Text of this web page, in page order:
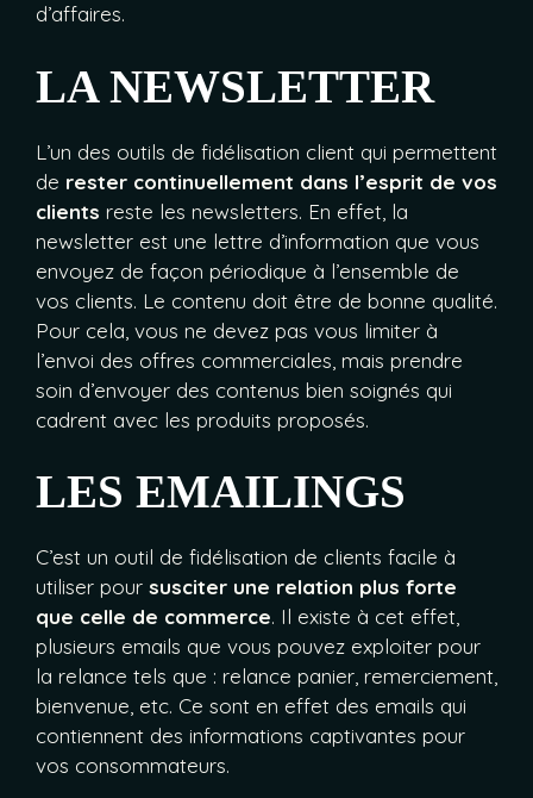
d’affaires.
LA NEWSLETTER
L’un des outils de fidélisation client qui permettent
de rester continuellement dans l’esprit de vos
clients reste les newsletters. En effet, la
newsletter est une lettre d’information que vous
envoyez de façon périodique à l’ensemble de
vos clients. Le contenu doit être de bonne qualité.
Pour cela, vous ne devez pas vous limiter à
l’envoi des offres commerciales, mais prendre
soin d’envoyer des contenus bien soignés qui
cadrent avec les produits proposés.
LES EMAILINGS
C’est un outil de fidélisation de clients facile à
utiliser pour susciter une relation plus forte
que celle de commerce. Il existe à cet effet,
plusieurs emails que vous pouvez exploiter pour
la relance tels que : relance panier, remerciement,
bienvenue, etc. Ce sont en effet des emails qui
contiennent des informations captivantes pour
vos consommateurs.